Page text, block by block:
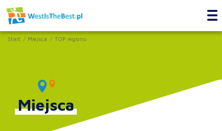
Start Miejsca TOP regionu
Miejsca